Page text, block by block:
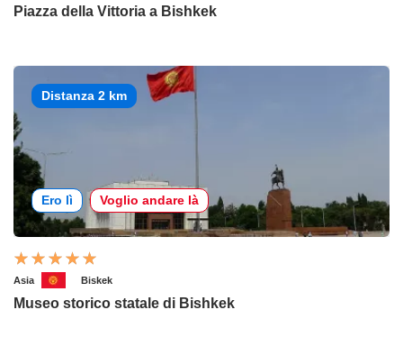
Piazza della Vittoria a Bishkek
Distanza 2 km
Ero lì Voglio andare là
Asia Biskek
Museo storico statale di Bishkek